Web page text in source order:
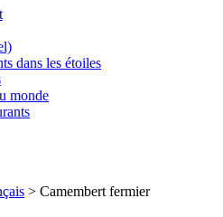
dans les étoiles
monde
> Camembert fermier